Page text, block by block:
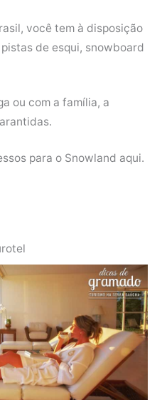
você tem à disposição
de esqui, snowboard
ou com a família, a
para o Snowland aqui.